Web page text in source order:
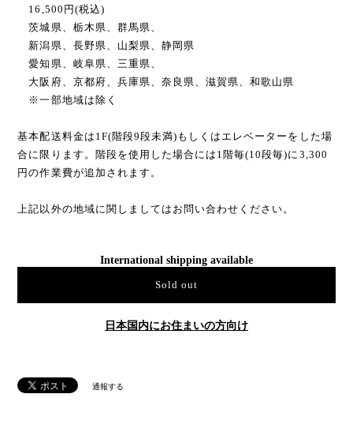
16,500円(税込)
茨城県、栃木県、群馬県、
新潟県、長野県、山梨県、静岡県
愛知県、岐阜県、三重県、
大阪府、京都府、兵庫県、奈良県、滋賀県、和歌山県
※一部地域は除く
基本配送料金は1F(階段9段未満)もしくはエレベーターをした場
合に限ります。階段を使用した場合には1階毎(10段毎)に3,300
円の作業費が追加されます。
上記以外の地域に関しましてはお問い合わせください。
International shipping available
Sold out
日本国内にお住まいの方向け
通報する